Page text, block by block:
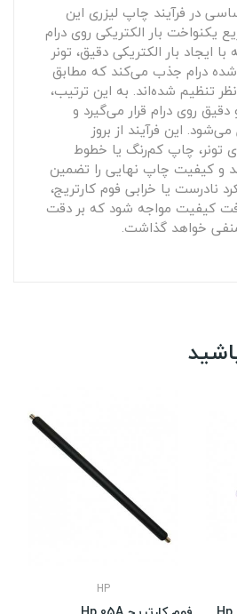
در فرآیند چاپ لیزری این
یکنواخت بار الکتریکی روی درام
ایجاد بار الکتریکی دقیق، تونر
شده درام جذب می‌کند که مطابق
تنظیم شده‌اند. به این ترتیب،
روی درام قرار می‌گیرد و
این فرآیند از بروز
تونر، چاپ کم‌رنگ یا خطوط
و کیفیت چاپ نهایی را تضمین
نادرست یا خرابی فوم کارتریج،
کیفیت مواجه شود که بر دقت
خواهد گذاشت.
HP